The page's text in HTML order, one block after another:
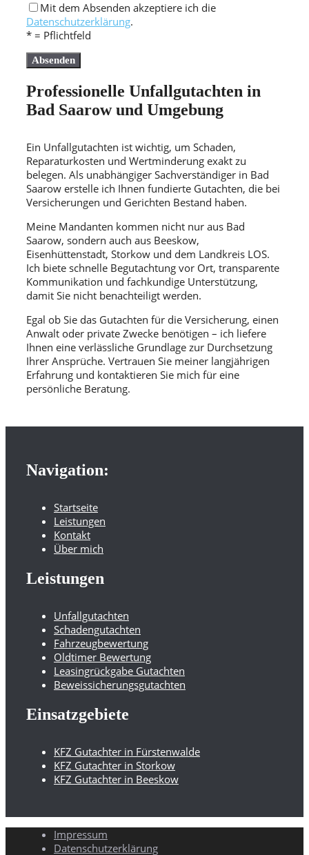
Mit dem Absenden akzeptiere ich die
Datenschutzerklärung.
* = Pflichtfeld
Professionelle Unfallgutachten in
Bad Saarow und Umgebung
Ein Unfallgutachten ist wichtig, um Schaden,
Reparaturkosten und Wertminderung exakt zu
belegen. Als unabhängiger Sachverständiger in Bad
Saarow erstelle ich Ihnen fundierte Gutachten, die bei
Versicherungen und Gerichten Bestand haben.
Meine Mandanten kommen nicht nur aus Bad
Saarow, sondern auch aus Beeskow,
Eisenhüttenstadt, Storkow und dem Landkreis LOS.
Ich biete schnelle Begutachtung vor Ort, transparente
Kommunikation und fachkundige Unterstützung,
damit Sie nicht benachteiligt werden.
Egal ob Sie das Gutachten für die Versicherung, einen
Anwalt oder private Zwecke benötigen – ich liefere
Ihnen eine verlässliche Grundlage zur Durchsetzung
Ihrer Ansprüche. Vertrauen Sie meiner langjährigen
Erfahrung und kontaktieren Sie mich für eine
persönliche Beratung.
Navigation:
Startseite
Leistungen
Kontakt
Über mich
Leistungen
Unfallgutachten
Schadengutachten
Fahrzeugbewertung
Oldtimer Bewertung
Leasingrückgabe Gutachten
Beweissicherungsgutachten
Einsatzgebiete
KFZ Gutachter in Fürstenwalde
KFZ Gutachter in Storkow
KFZ Gutachter in Beeskow
Impressum
Datenschutzerklärung